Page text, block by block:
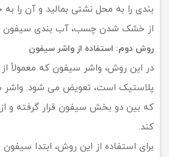
بندی را به محل نشتی بمالید و آن را
از خشک شدن چسب، آب بندی سیفون
روش دوم: استفاده از واشر سیفون
در این روش، واشر سیفون که معمولاً
پلاستیک است، تعویض می شود.
که بین دو بخش سیفون قرار گرفته و
کند.
برای استفاده از این روش، ابتدا سیفون